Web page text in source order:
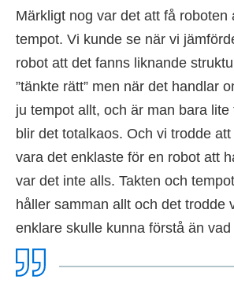
Märkligt nog var det att få roboten
tempot. Vi kunde se när vi
robot att det fanns liknande
”tänkte rätt” men när det handlar
ju tempot allt, och är man bara lite
blir det totalkaos. Och vi trodde
vara det enklaste för en robot att
var det inte alls. Takten och
håller samman allt och det trodde
enklare skulle kunna förstå än